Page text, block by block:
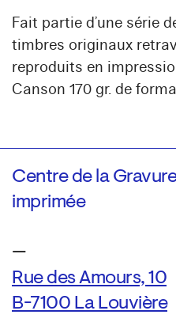
Fait partie d’une série
timbres originaux
reproduits en
Canson 170 gr. de
Centre de la
imprimée
—
Rue des Amours, 10
B-7100 La Louvière